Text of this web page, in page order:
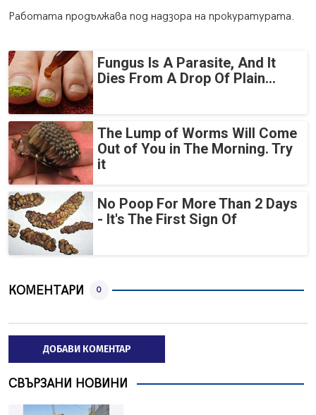
Работата продължава под надзора на прокуратурата.
Fungus Is A Parasite, And It
Dies From A Drop Of Plain...
The Lump of Worms Will Come
Out of You in The Morning. Try
it
No Poop For More Than 2 Days
- It's The First Sign Of
КОМЕНТАРИ 0
ДОБАВИ КОМЕНТАР
СВЪРЗАНИ НОВИНИ